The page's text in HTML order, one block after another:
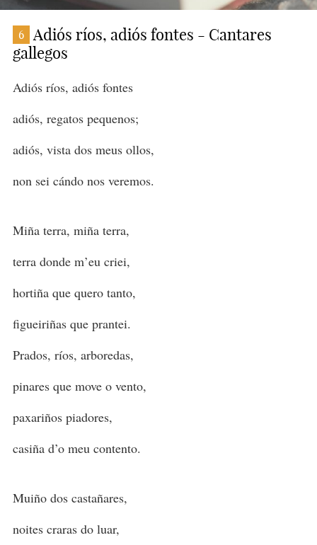
6
Adiós ríos, adiós fontes - Cantares
gallegos
Adiós ríos, adiós fontes
adiós, regatos pequenos;
adiós, vista dos meus ollos,
non sei cándo nos veremos.
Miña terra, miña terra,
terra donde m’eu criei,
hortiña que quero tanto,
figueiriñas que prantei.
Prados, ríos, arboredas,
pinares que move o vento,
paxariños piadores,
casiña d’o meu contento.
Muiño dos castañares,
noites craras do luar,